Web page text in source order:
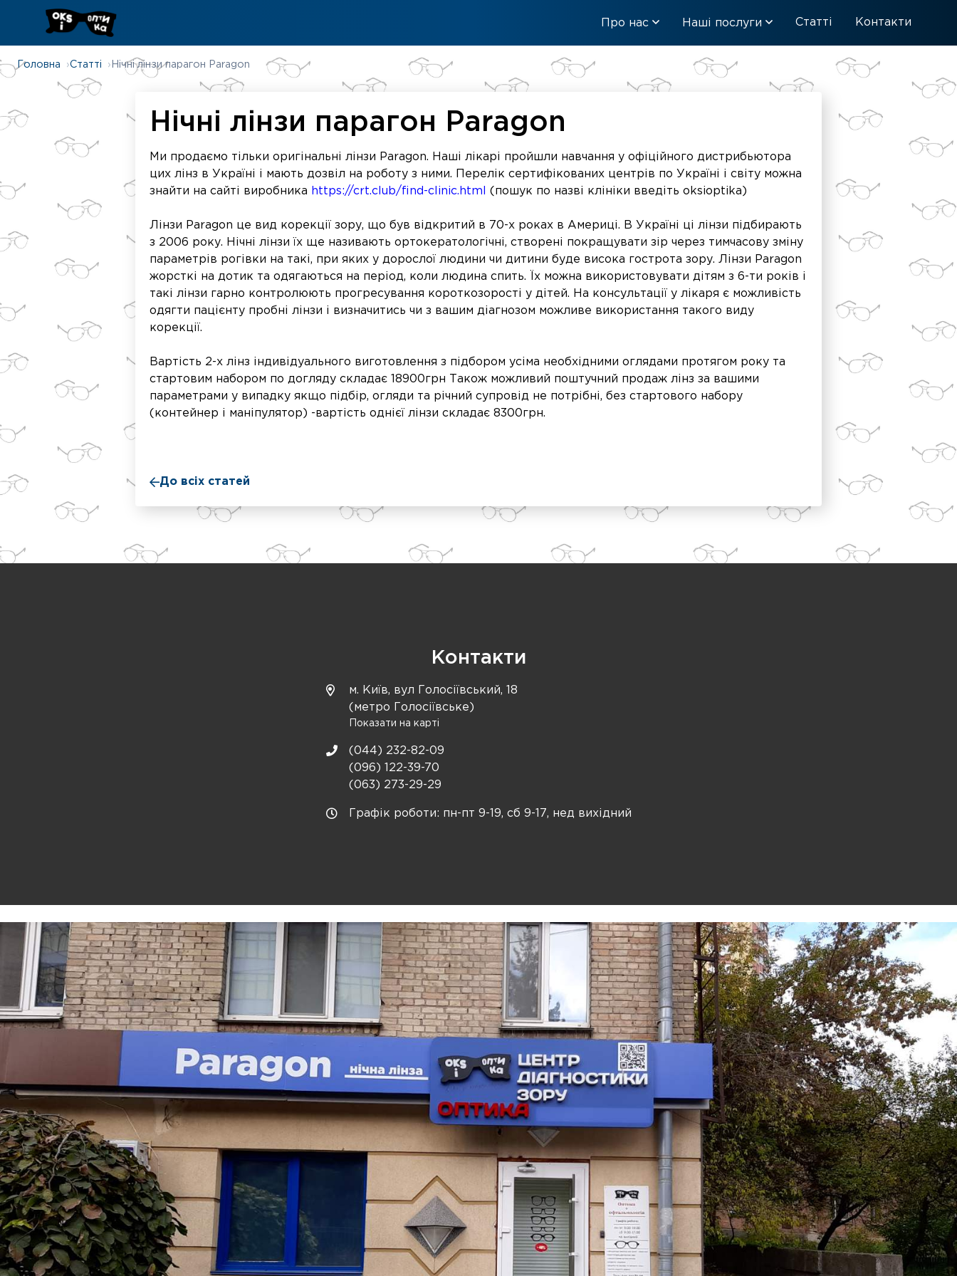
Про нас Наші послуги Статті Контакти
Головна Статті Нічні лінзи парагон Paragon
Нічні лінзи парагон Paragon
Ми продаємо тільки оригінальні лінзи Paragon. Наші лікарі пройшли навчання у офіційного дистрибьютора
цих лінз в Україні і мають дозвіл на роботу з ними. Перелік сертифікованих центрів по Україні і світу можна
знайти на сайті виробника https://crt.club/find-clinic.html (пошук по назві клініки введіть oksioptika)
Лінзи Paragon це вид корекції зору, що був відкритий в 70-х роках в Америці. В Україні ці лінзи підбирають
з 2006 року. Нічні лінзи їх ще називають ортокератологічні, створені покращувати зір через тимчасову зміну
параметрів рогівки на такі, при яких у дорослої людини чи дитини буде висока гострота зору. Лінзи Paragon
жорсткі на дотик та одягаються на період, коли людина спить. Їх можна використовувати дітям з 6-ти років і
такі лінзи гарно контролюють прогресування короткозорості у дітей. На консультації у лікаря є можливість
одягти пацієнту пробні лінзи і визначитись чи з вашим діагнозом можливе використання такого виду
корекції.
Вартість 2-х лінз індивідуального виготовлення з підбором усіма необхідними оглядами протягом року та
стартовим набором по догляду складає 18900грн Також можливий поштучний продаж лінз за вашими
параметрами у випадку якщо підбір, огляди та річний супровід не потрібні, без стартового набору
(контейнер і маніпулятор) -вартість однієї лінзи складає 8300грн.
До всіх статей
Контакти
м. Київ, вул Голосіївський, 18
(метро Голосіївське)
Показати на карті
(044) 232-82-09
(096) 122-39-70
(063) 273-29-29
Графік роботи: пн-пт 9-19, сб 9-17, нед вихідний